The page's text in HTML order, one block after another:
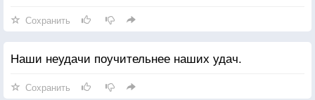
Сохранить
Наши неудачи поучительнее наших удач.
Сохранить